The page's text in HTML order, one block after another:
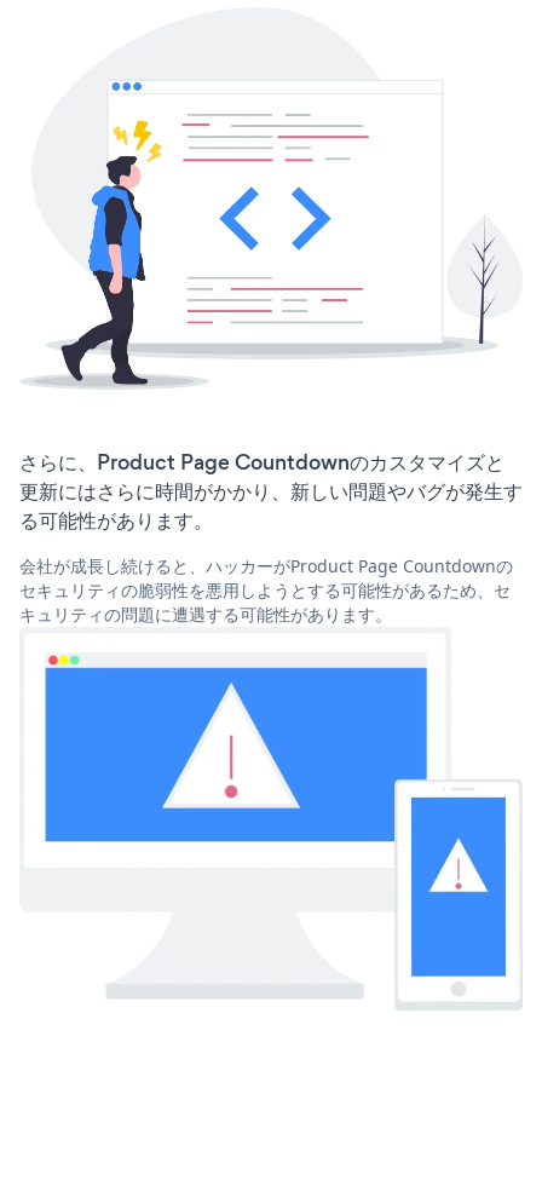
さらに、Product Page Countdownのカスタマイズと
更新にはさらに時間がかかり、新しい問題やバグが発生す
る可能性があります。
会社が成長し続けると、ハッカーがProduct Page Countdownの
セキュリティの脆弱性を悪用しようとする可能性があるため、セ
キュリティの問題に遭遇する可能性があります。